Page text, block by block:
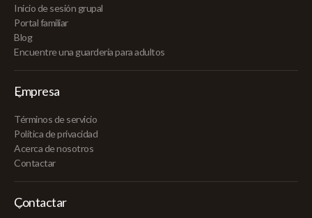
Inicio de sesión grupal
Portal familiar
Blog
Encuentre una guardería para adultos
Empresa
Términos de servicio
Política de privacidad
Acerca de nosotros
Contactar
Contactar